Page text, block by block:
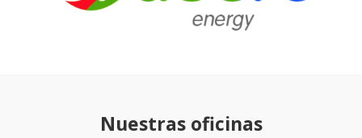
Nuestras oficinas